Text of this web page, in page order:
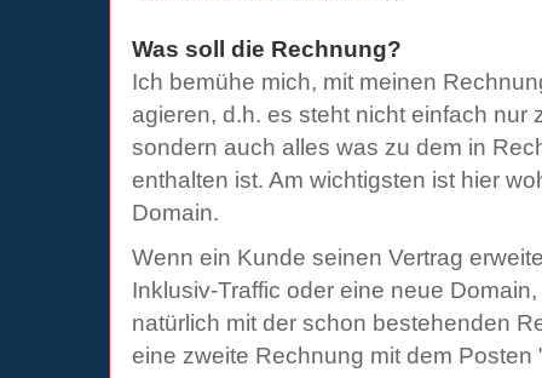
Was soll die Rechnung?
Ich bemühe mich, mit meinen
agieren, d.h. es steht nicht einfach nur
sondern auch alles was zu dem in
enthalten ist. Am wichtigsten ist hier
Domain.
Wenn ein Kunde seinen Vertrag
Inklusiv-Traffic oder eine neue
natürlich mit der schon bestehenden
eine zweite Rechnung mit dem Posten